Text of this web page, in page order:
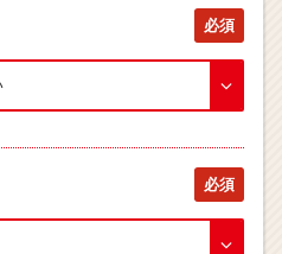
必須
必須